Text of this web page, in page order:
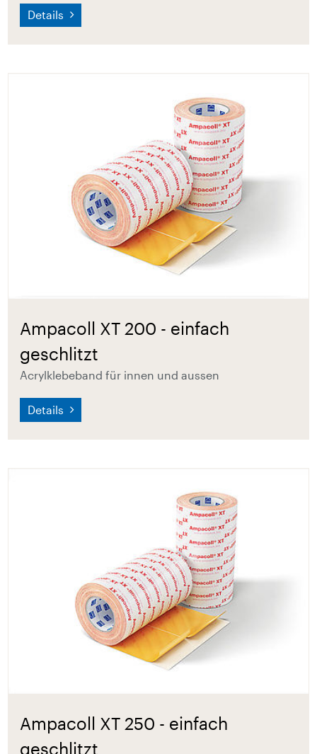
Details
Ampacoll XT 200 - einfach
geschlitzt
Acrylklebeband für innen und aussen
Details
Ampacoll XT 250 - einfach
geschlitzt